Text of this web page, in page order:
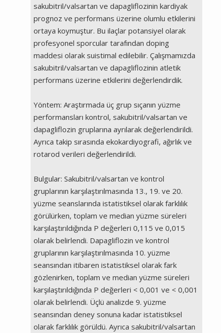
sakubitril/valsartan ve dapagliflozinin kardiyak
prognoz ve performans üzerine olumlu etkilerini
ortaya koymuştur. Bu ilaçlar potansiyel olarak
profesyonel sporcular tarafından doping
maddesi olarak suistimal edilebilir. Çalışmamızda
sakubitril/valsartan ve dapagliflozinin atletik
performans üzerine etkilerini değerlendirdik.
Yöntem: Araştırmada üç grup sıçanın yüzme
performansları kontrol, sakubitril/valsartan ve
dapagliflozin gruplarına ayrılarak değerlendirildi.
Ayrıca takip sırasında ekokardiyografi, ağırlık ve
rotarod verileri değerlendirildi.
Bulgular: Sakubitril/valsartan ve kontrol
gruplarının karşılaştırılmasında 13., 19. ve 20.
yüzme seanslarında istatistiksel olarak farklılık
görülürken, toplam ve median yüzme süreleri
karşılaştırıldığında P değerleri 0,115 ve 0,015
olarak belirlendi. Dapagliflozin ve kontrol
gruplarının karşılaştırılmasında 10. yüzme
seansından itibaren istatistiksel olarak fark
gözlenirken, toplam ve median yüzme süreleri
karşılaştırıldığında P değerleri < 0,001 ve < 0,001
olarak belirlendi. Üçlü analizde 9. yüzme
seansından deney sonuna kadar istatistiksel
olarak farklılık görüldü. Ayrıca sakubitril/valsartan